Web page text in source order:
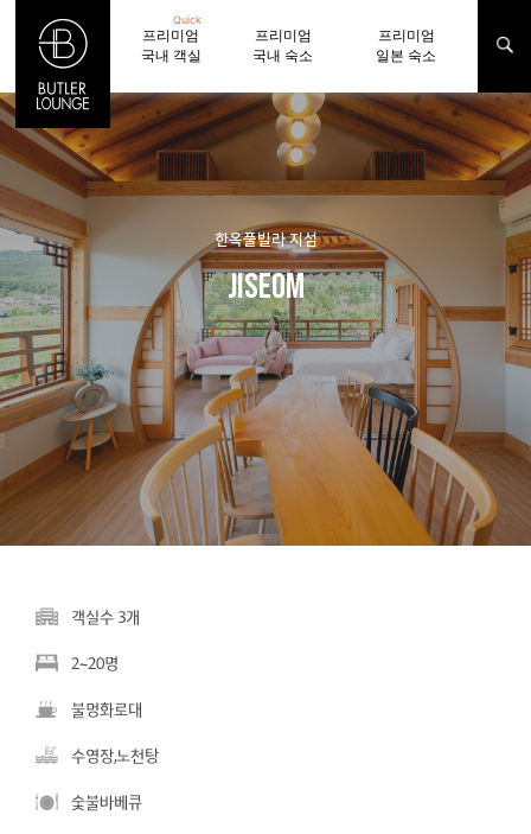
프리미엄
국내 객실
Quick
프리미엄
국내 숙소
프리미엄
일본 숙소
한옥풀빌라 지섬
Jiseom
객실수 3개
2~20명
불멍화로대
수영장,노천탕
숯불바베큐